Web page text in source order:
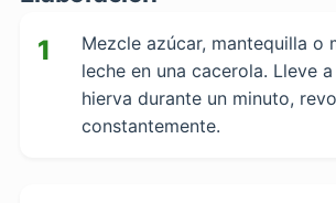
1
Mezcle azúcar, mantequilla o
leche en una cacerola. Lleve
hierva durante un minuto,
constantemente.